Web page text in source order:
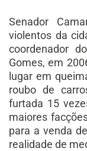
Senador
violentos da
coordenador
Gomes, em
lugar em
roubo de
furtada 15
maiores
para a venda
realidade de